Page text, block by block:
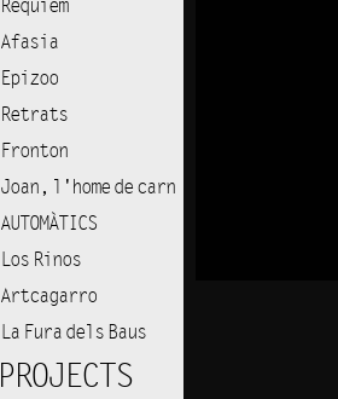
Requiem
Afasia
Epizoo
Retrats
Fronton
Joan, l'home de carn
AUTOMÀTICS
Los Rinos
Artcagarro
La Fura dels Baus
PROJECTS